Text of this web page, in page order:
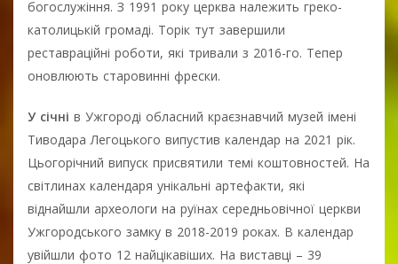
богослужіння. З 1991 року церква належить греко-
католицькій громаді. Торік тут завершили
реставраційні роботи, які тривали з 2016-го. Тепер
оновлюють старовинні фрески.
У січні в Ужгороді обласний краєзнавчий музей імені
Тиводара Легоцького випустив календар на 2021 рік.
Цьогорічний випуск присвятили темі коштовностей. На
світлинах календаря унікальні артефакти, які
віднайшли археологи на руїнах середньовічної церкви
Ужгородського замку в 2018-2019 роках. В календар
увійшли фото 12 найцікавіших. На виставці – 39